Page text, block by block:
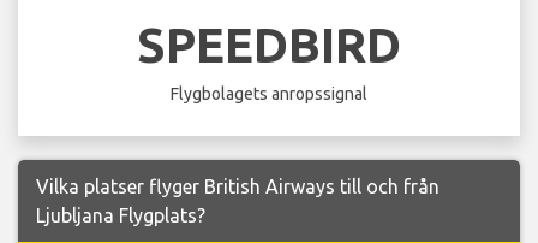
SPEEDBIRD
Flygbolagets anropssignal
Vilka platser flyger British Airways till och från
Ljubljana Flygplats?